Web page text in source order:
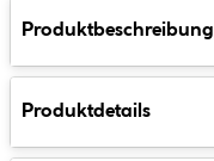
Produktbeschreibung
Produktdetails